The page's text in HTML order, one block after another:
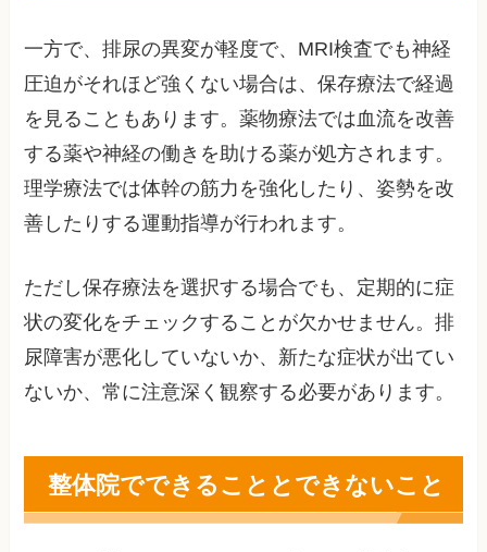
一方で、排尿の異変が軽度で、MRI検査でも神経
圧迫がそれほど強くない場合は、保存療法で経過
を見ることもあります。薬物療法では血流を改善
する薬や神経の働きを助ける薬が処方されます。
理学療法では体幹の筋力を強化したり、姿勢を改
善したりする運動指導が行われます。
ただし保存療法を選択する場合でも、定期的に症
状の変化をチェックすることが欠かせません。排
尿障害が悪化していないか、新たな症状が出てい
ないか、常に注意深く観察する必要があります。
整体院でできることとできないこと